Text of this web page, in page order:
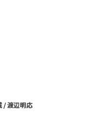
/ 渡辺明応